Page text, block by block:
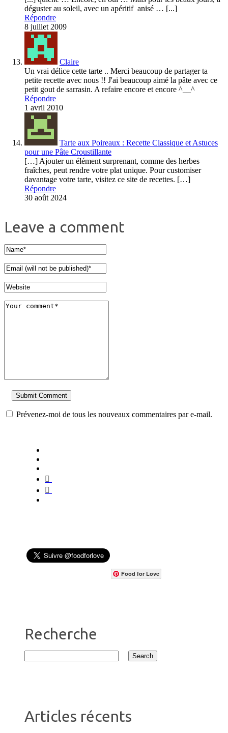
déguster au soleil, avec un apéritif anisé … [...]
Répondre
8 juillet 2009
Claire
Un vrai délice cette tarte .. Merci beaucoup de partager ta
petite recette avec nous !! J'ai beaucoup aimé la pâte avec ce
petit gout de sarrasin. A refaire encore et encore ^__^
Répondre
1 avril 2010
Tarte aux Poireaux : Recette Classique et Astuces
pour une Pâte Croustillante
[…] Ajouter un élément surprenant, comme des herbes
fraîches, peut rendre votre plat unique. Pour customiser
davantage votre tarte, visitez ce site de recettes. […]
Répondre
30 août 2024
Leave a comment
Prévenez-moi de tous les nouveaux commentaires par e-mail.
Food for Love
Recherche
Articles récents